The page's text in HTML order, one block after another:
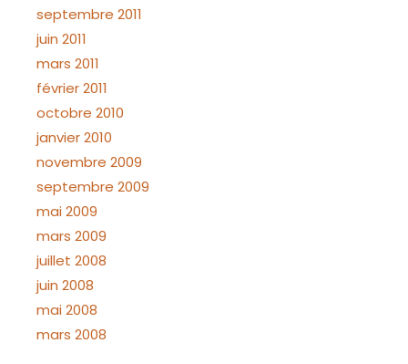
septembre 2011
juin 2011
mars 2011
février 2011
octobre 2010
janvier 2010
novembre 2009
septembre 2009
mai 2009
mars 2009
juillet 2008
juin 2008
mai 2008
mars 2008